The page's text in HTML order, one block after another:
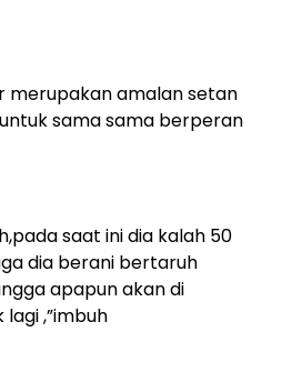
merupakan amalan setan
sama sama berperan
saat ini dia kalah 50
dia berani bertaruh
apapun akan di
,”imbuh